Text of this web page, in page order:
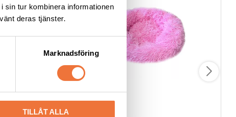
sin tur kombinera informationen
deras tjänster.
Marknadsföring
TILLÅT ALLA